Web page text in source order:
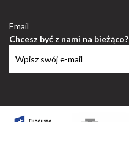
Email
Chcesz być z nami na bieżąco?